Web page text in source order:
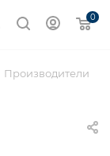
0
Производители